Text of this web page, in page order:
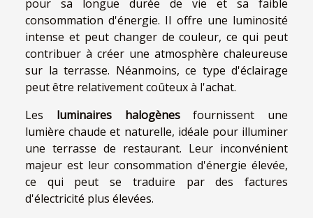
pour sa longue durée de vie et sa faible
consommation d'énergie. Il offre une luminosité
intense et peut changer de couleur, ce qui peut
contribuer à créer une atmosphère chaleureuse
sur la terrasse. Néanmoins, ce type d'éclairage
peut être relativement coûteux à l'achat.
Les luminaires halogènesfournissent une
lumière chaude et naturelle, idéale pour illuminer
une terrasse de restaurant. Leur inconvénient
majeur est leur consommation d'énergie élevée,
ce qui peut se traduire par des factures
d'électricité plus élevées.